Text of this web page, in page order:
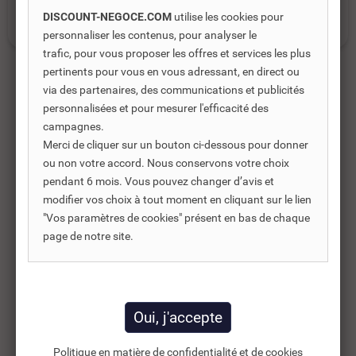
WC WC BROYEUR
Produits complémentaires
Les produits complémentaires sont généralement des
produits connexes ou associés. Ils vous permettent soit
d’améliorer l’utilisation soit répondre à des besoins
supplémentaires.
DISCOUNT-NEGOCE.COM utilise les cookies pour
personnaliser les contenus, pour analyser le
trafic, pour vous proposer les offres et services les plus
pertinents pour vous en vous adressant, en direct ou
via des partenaires, des communications et publicités
personnalisées et pour mesurer l'efficacité des
campagnes.
Merci de cliquer sur un bouton ci-dessous pour donner
ou non votre accord. Nous conservons votre choix
pendant 6 mois. Vous pouvez changer d’avis et
modifier vos choix à tout moment en cliquant sur le lien
"Vos paramètres de cookies" présent en bas de chaque
page de notre site.
Politique en matière de confidentialité et de cookies